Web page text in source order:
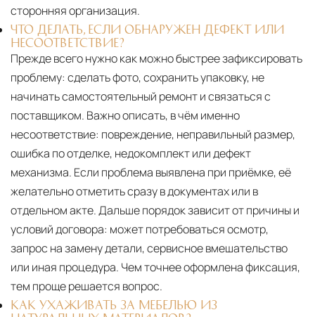
сторонняя организация.
ЧТО ДЕЛАТЬ, ЕСЛИ ОБНАРУЖЕН ДЕФЕКТ ИЛИ
НЕСООТВЕТСТВИЕ?
Прежде всего нужно как можно быстрее зафиксировать
проблему: сделать фото, сохранить упаковку, не
начинать самостоятельный ремонт и связаться с
поставщиком. Важно описать, в чём именно
несоответствие: повреждение, неправильный размер,
ошибка по отделке, недокомплект или дефект
механизма. Если проблема выявлена при приёмке, её
желательно отметить сразу в документах или в
отдельном акте. Дальше порядок зависит от причины и
условий договора: может потребоваться осмотр,
запрос на замену детали, сервисное вмешательство
или иная процедура. Чем точнее оформлена фиксация,
тем проще решается вопрос.
КАК УХАЖИВАТЬ ЗА МЕБЕЛЬЮ ИЗ